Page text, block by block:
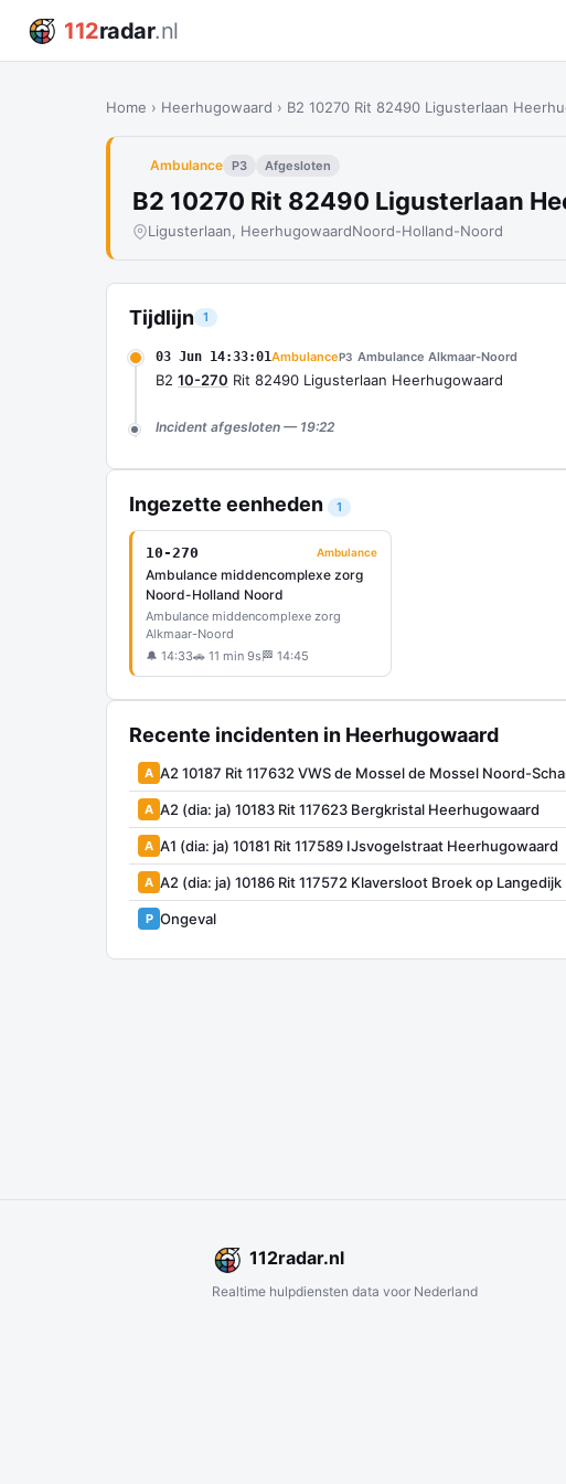
112radar.nl
Home › Heerhugowaard › B2 10270 Rit 82490 Ligusterlaan
Ambulance P3 Afgesloten
B2 10270 Rit 82490 Ligusterlaan
Ligusterlaan, HeerhugowaardNoord-Holland-Noord
Tijdlijn 1
03 Jun 14:33:01AmbulanceP3 Ambulance Alkmaar-Noord
B2 10-270 Rit 82490 Ligusterlaan Heerhugowaard
Incident afgesloten — 19:22
Ingezette eenheden 1
10-270 Ambulance
Ambulance middencomplexe zorg
Noord-Holland Noord
Ambulance middencomplexe zorg
Alkmaar-Noord
🔔 14:33🚗 11 min 9s 🏁 14:45
Recente incidenten in Heerhugowaard
A A2 10187 Rit 117632 VWS de Mossel de Mossel Noord-
A A2 (dia: ja) 10183 Rit 117623 Bergkristal Heerhugowaard
A A1 (dia: ja) 10181 Rit 117589 IJsvogelstraat Heerhugowaard
A A2 (dia: ja) 10186 Rit 117572 Klaversloot Broek op Langedijk
P Ongeval
112radar.nl
Realtime hulpdiensten data voor Nederland